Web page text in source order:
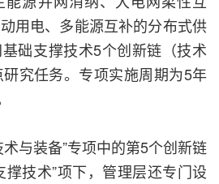
用电、多能源互补的分布式供
础支撑技术5个创新链（技术
究任务。专项实施周期为5年
与装备”专项中的第5个创新链
技术”项下，管理层还专门设